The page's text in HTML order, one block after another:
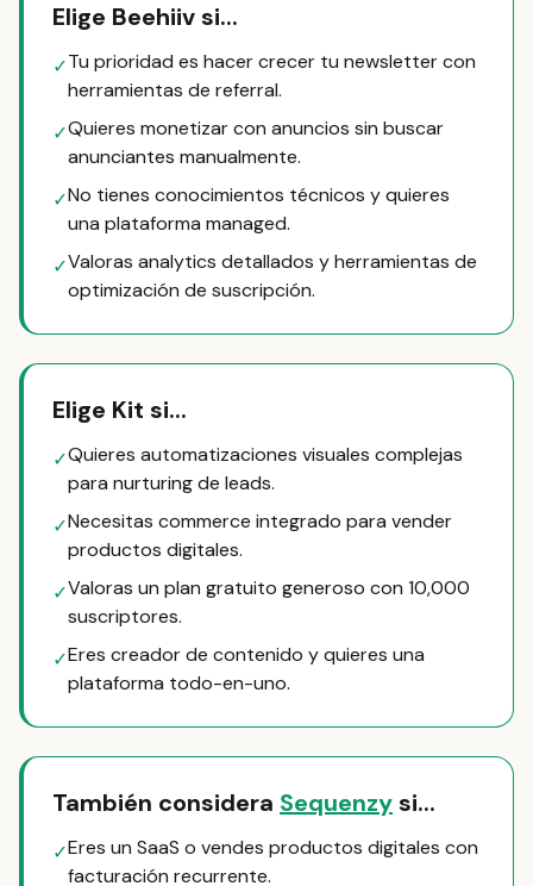
Elige Beehiiv si...
✓Tu prioridad es hacer crecer tu newsletter con
herramientas de referral.
✓Quieres monetizar con anuncios sin buscar
anunciantes manualmente.
✓No tienes conocimientos técnicos y quieres
una plataforma managed.
✓Valoras analytics detallados y herramientas de
optimización de suscripción.
Elige Kit si...
✓Quieres automatizaciones visuales complejas
para nurturing de leads.
✓Necesitas commerce integrado para vender
productos digitales.
✓Valoras un plan gratuito generoso con 10,000
suscriptores.
✓Eres creador de contenido y quieres una
plataforma todo-en-uno.
También considera Sequenzysi...
✓Eres un SaaS o vendes productos digitales con
facturación recurrente.